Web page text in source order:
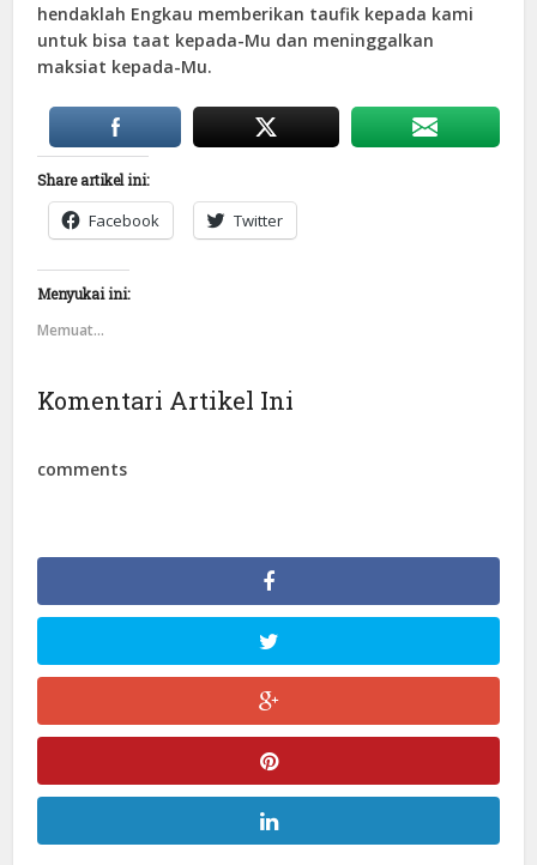
hendaklah Engkau memberikan taufik kepada kami
untuk bisa taat kepada-Mu dan meninggalkan
maksiat kepada-Mu.
Share artikel ini:
Facebook Twitter
Menyukai ini:
Memuat...
Komentari Artikel Ini
comments